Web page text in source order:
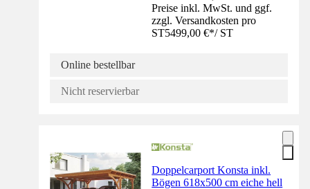
Preise inkl. MwSt. und ggf.
zzgl. Versandkosten pro
ST5499,00 €*/ ST
Online bestellbar
Nicht reservierbar
Doppelcarport Konsta inkl.
Bögen 618x500 cm eiche hell